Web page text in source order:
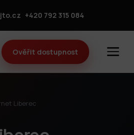
+420 792 315 084
Ověřit dostupnost
Liberec